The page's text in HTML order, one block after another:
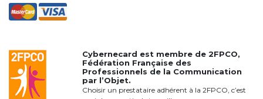
Cybernecard est membre de2FPCO,
Fédération Française des
Professionnels de la Communication
par l’Objet.
Choisir un prestataire adhérent à la 2FPCO, c’est